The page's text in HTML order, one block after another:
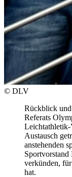
© DLV
Rückblick
Referats
Leichtathletik-
Austausch
anstehenden
verkünden,
hat.